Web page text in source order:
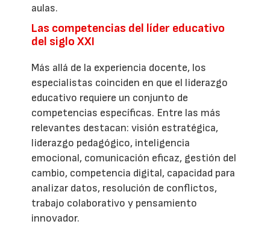
aulas.
Las competencias del líder educativo
del siglo XXI
Más allá de la experiencia docente, los
especialistas coinciden en que el liderazgo
educativo requiere un conjunto de
competencias específicas. Entre las más
relevantes destacan: visión estratégica,
liderazgo pedagógico, inteligencia
emocional, comunicación eficaz, gestión del
cambio, competencia digital, capacidad para
analizar datos, resolución de conflictos,
trabajo colaborativo y pensamiento
innovador.